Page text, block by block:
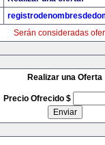
Serán consideradas
Realizar una Oferta
Precio Ofrecido $